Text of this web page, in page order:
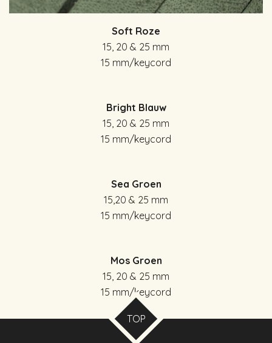
Soft Roze
15, 20 & 25 mm
15 mm/keycord
Bright Blauw
15, 20 & 25 mm
15 mm/keycord
Sea Groen
15,20 & 25 mm
15 mm/keycord
Mos Groen
15, 20 & 25 mm
15 mm/keycord
TOP